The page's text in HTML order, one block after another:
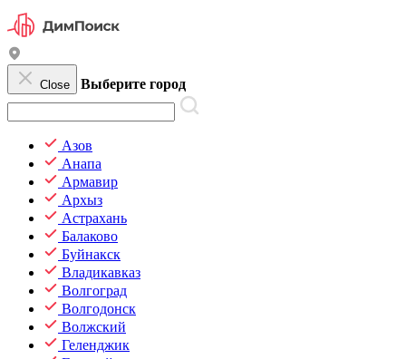
Close Выберите город
Азов
Анапа
Армавир
Архыз
Астрахань
Балаково
Буйнакск
Владикавказ
Волгоград
Волгодонск
Волжский
Геленджик